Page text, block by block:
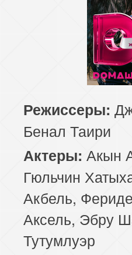
117 серия
118
121 серия
122
125 серия
126
129 серия
130
133 серия
134
137 серия
138
141 серия
142
Режиссеры:
Бенал Таири
Актеры: Акын
Гюльчин
Акбель,
Аксель, Эбру
Тутумлуэр